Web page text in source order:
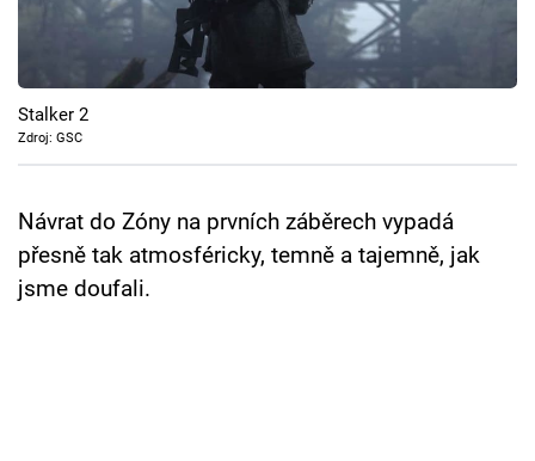
Cool Esport
Pořady
TV Program
Přihlášení
Stalker 2
Zdroj: GSC
Návrat do Zóny na prvních záběrech vypadá
přesně tak atmosféricky, temně a tajemně, jak
jsme doufali.